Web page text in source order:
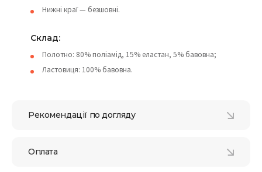
Нижні краї — безшовні.
Склад:
Полотно: 80% поліамід, 15% еластан, 5% бавовна;
Ластовиця: 100% бавовна.
Рекомендації по догляду
Оплата